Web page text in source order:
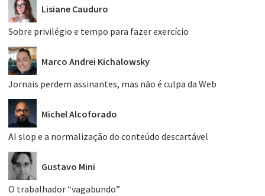
Lisiane Cauduro
Sobre privilégio e tempo para fazer exercício
Marco Andrei Kichalowsky
Jornais perdem assinantes, mas não é culpa da Web
Michel Alcoforado
AI slop e a normalização do conteúdo descartável
Gustavo Mini
O trabalhador “vagabundo”